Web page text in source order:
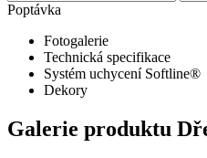
Poptávka
Fotogalerie
Technická specifikace
Systém uchycení Softline®
Dekory
Galerie produktu